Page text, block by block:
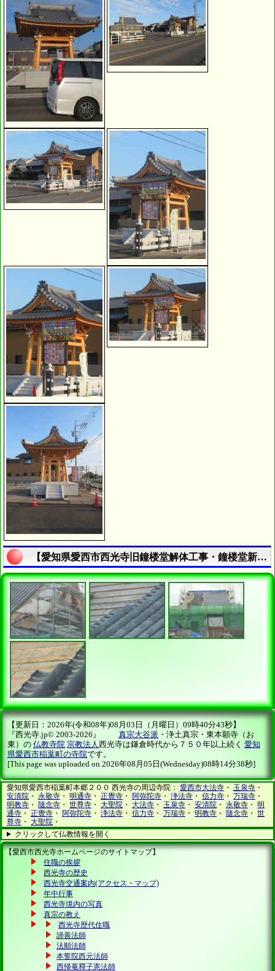
【愛知県愛西市西光寺旧鐘楼堂解体工事・鐘楼堂新築工事 - 令和７年８月-９月 | 寺院・お寺の建築工事履歴写真】の説明終了
【更新日：2026年(令和08年)08月03日（月曜日）09時40分43秒】
『西光寺.jp© 2003-2026』 真宗大谷派 ・浄土真宗・東本願寺（お
東）の 仏教寺院 宗教法人西光寺は鎌倉時代から７５０年以上続く 愛知
県愛西市稲葉町の寺院です。
[This page was uploaded on 2026年08月05日(Wednesday)08時14分38秒]
愛知県愛西市稲葉町本郷２００ 西光寺の周辺寺院： 愛西市大法寺 ・ 玉泉寺 ・
安清院 ・ 永敬寺 ・ 明通寺 ・ 正覺寺 ・ 阿弥陀寺 ・ 浄法寺 ・ 信力寺 ・ 万瑞寺 ・
明教寺 ・ 隨念寺 ・ 世尊寺 ・ 大聖院 ・ 大法寺 ・ 玉泉寺 ・ 安清院 ・ 永敬寺 ・ 明
通寺 ・ 正覺寺 ・ 阿弥陀寺 ・ 浄法寺 ・ 信力寺 ・ 万瑞寺 ・ 明教寺 ・ 隨念寺 ・ 世
尊寺 ・ 大聖院 ・
クリックして仏教情報を開く
【愛西市西光寺ホームページのサイトマップ】
住職の挨拶
西光寺の歴史
西光寺交通案内(アクセス・マップ)
年中行事
西光寺境内の写真
真宗の教え
西光寺歴代住職
諦善法師
法順法師
本誓院西元法師
西帰菴釋子憲法師